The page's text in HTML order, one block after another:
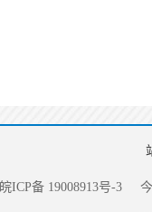
皖ICP备 19008913号-3